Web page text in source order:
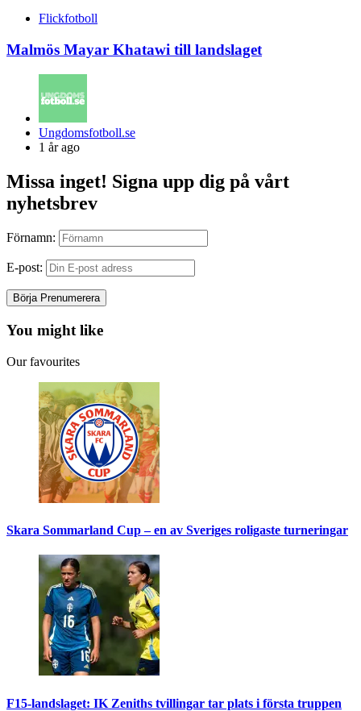
Flickfotboll
Malmös Mayar Khatawi till landslaget
Posted
by
Ungdomsfotboll.se
1 år ago
Missa inget! Signa upp dig på vårt
nyhetsbrev
Förnamn:
E-post:
You might like
Our favourites
Skara Sommarland Cup – en av Sveriges roligaste turneringar
F15-landslaget: IK Zeniths tvillingar tar plats i första truppen